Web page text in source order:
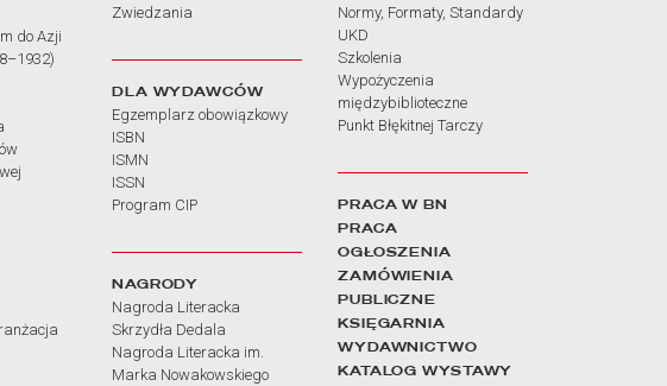
do Azji
Zwiedzania
DLA WYDAWCÓW
Egzemplarz obowiązkowy
ISBN
ISMN
ISSN
Program CIP
NAGRODY
Nagroda Literacka
Skrzydła Dedala
Nagroda Literacka im.
Marka Nowakowskiego
Normy, Formaty, Standardy
UKD
Szkolenia
Wypożyczenia
międzybiblioteczne
Punkt Błękitnej Tarczy
PRACA W BN
PRACA
OGŁOSZENIA
ZAMÓWIENIA
PUBLICZNE
KSIĘGARNIA
WYDAWNICTWO
KATALOG WYSTAWY